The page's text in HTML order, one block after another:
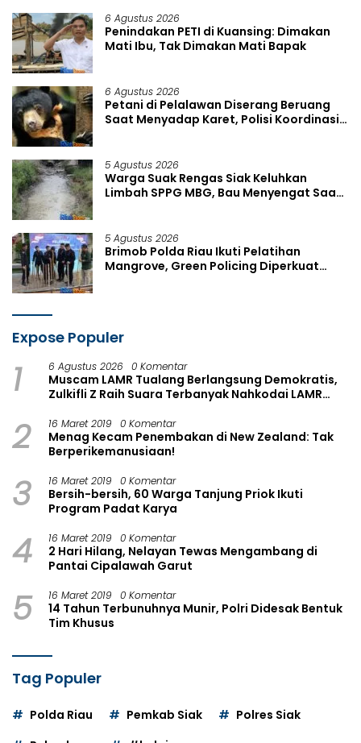
6 Agustus 2026
Penindakan PETI di Kuansing: Dimakan
Mati Ibu, Tak Dimakan Mati Bapak
6 Agustus 2026
Petani di Pelalawan Diserang Beruang
Saat Menyadap Karet, Polisi Koordinasi
5 Agustus 2026
Warga Suak Rengas Siak Keluhkan
Limbah SPPG MBG, Bau Menyengat Saat
5 Agustus 2026
Brimob Polda Riau Ikuti Pelatihan
Mangrove, Green Policing Diperkuat
Expose Populer
1 6 Agustus 2026 0 Komentar
Muscam LAMR Tualang Berlangsung Demokratis,
Zulkifli Z Raih Suara Terbanyak Nahkodai LAMR
2 16 Maret 2019 0 Komentar
Menag Kecam Penembakan di New Zealand: Tak
Berperikemanusiaan!
3 16 Maret 2019 0 Komentar
Bersih-bersih, 60 Warga Tanjung Priok Ikuti
Program Padat Karya
4 16 Maret 2019 0 Komentar
2 Hari Hilang, Nelayan Tewas Mengambang di
Pantai Cipalawah Garut
5 16 Maret 2019 0 Komentar
14 Tahun Terbunuhnya Munir, Polri Didesak Bentuk
Tim Khusus
Tag Populer
Polda Riau Pemkab Siak
Polres Siak